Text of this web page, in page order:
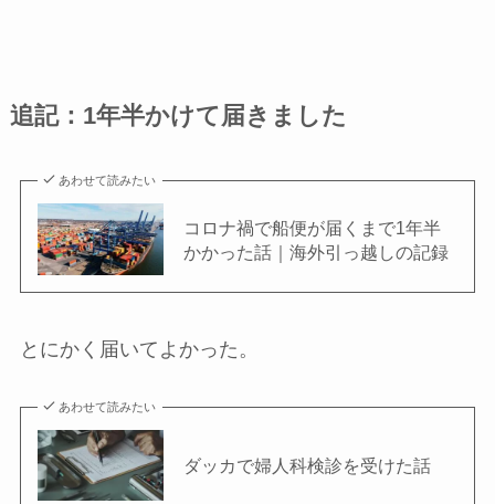
追記：1年半かけて届きました
あわせて読みたい
コロナ禍で船便が届くまで1年半
かかった話｜海外引っ越しの記録
とにかく届いてよかった。
あわせて読みたい
ダッカで婦人科検診を受けた話